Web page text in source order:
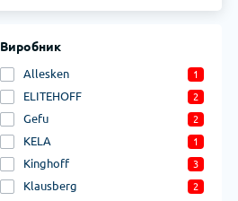
Масленка Allesken
Виробник
Allesken 1
ELITEHOFF 2
Gefu 2
KELA 1
Kinghoff 3
Klausberg 2